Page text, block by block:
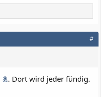
#
. Dort wird jeder fündig.